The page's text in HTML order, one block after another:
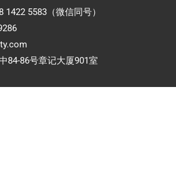
5583（微信同号）
84-86号章记大厦901室